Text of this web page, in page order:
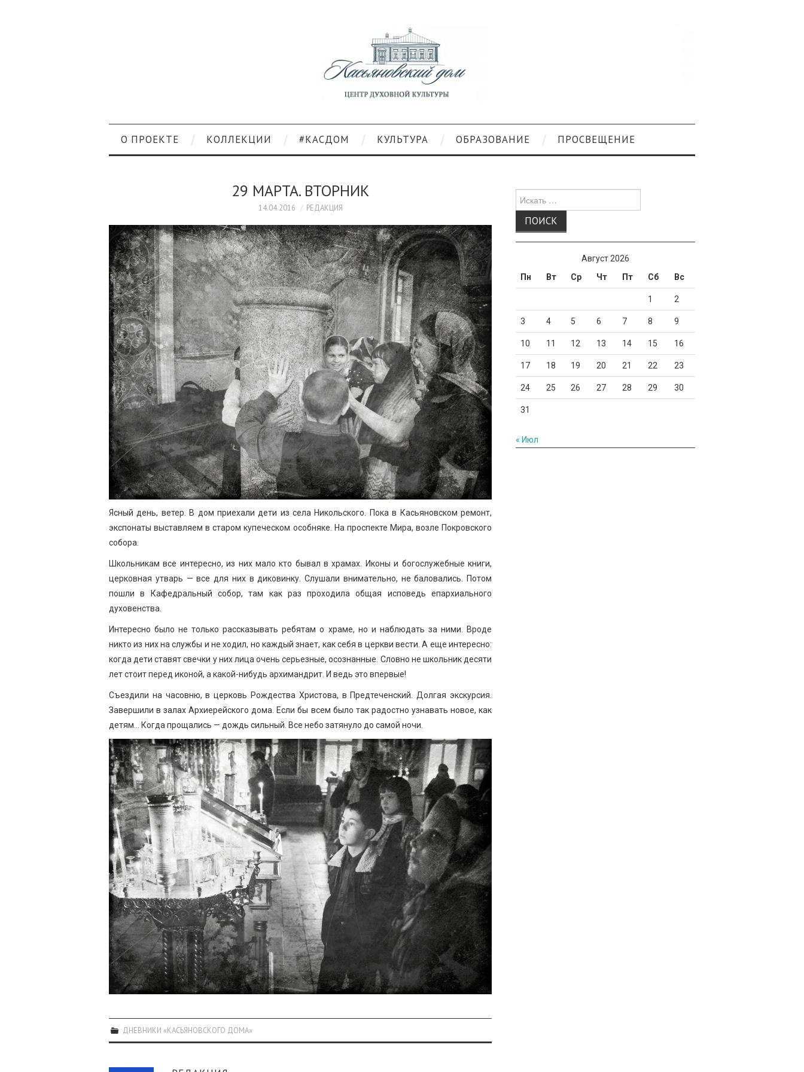
О ПРОЕКТЕ КОЛЛЕКЦИИ #КАСДОМ КУЛЬТУРА ОБРАЗОВАНИЕ ПРОСВЕЩЕНИЕ
29 МАРТА. ВТОРНИК
14.04.2016 РЕДАКЦИЯ
Ясный день, ветер. В дом приехали дети из села Никольского. Пока в Касьяновском ремонт,
экспонаты выставляем в старом купеческом особняке. На проспекте Мира, возле Покровского
собора.
Школьникам все интересно, из них мало кто бывал в храмах. Иконы и богослужебные книги,
церковная утварь — все для них в диковинку. Слушали внимательно, не баловались. Потом
пошли в Кафедральный собор, там как раз проходила общая исповедь епархиального
духовенства.
Интересно было не только рассказывать ребятам о храме, но и наблюдать за ними. Вроде
никто из них на службы и не ходил, но каждый знает, как себя в церкви вести. А еще интересно:
когда дети ставят свечки у них лица очень серьезные, осознанные. Словно не школьник десяти
лет стоит перед иконой, а какой-нибудь архимандрит. И ведь это впервые!
Съездили на часовню, в церковь Рождества Христова, в Предтеченский. Долгая экскурсия.
Завершили в залах Архиерейского дома. Если бы всем было так радостно узнавать новое, как
детям… Когда прощались — дождь сильный. Все небо затянуло до самой ночи.
ДНЕВНИКИ «КАСЬЯНОВСКОГО ДОМА»
для:
Август 2026
Пн
Вт Ср Чт Пт Сб Вс
1 2
3 4 5 6 7 8 9
10 11 12 13 14 15 16
17 18 19 20 21 22 23
24 25 26 27 28 29 30
31
« Июл